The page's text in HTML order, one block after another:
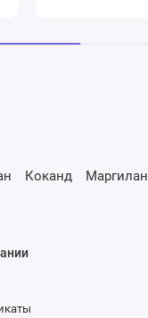
Коканд Маргилан